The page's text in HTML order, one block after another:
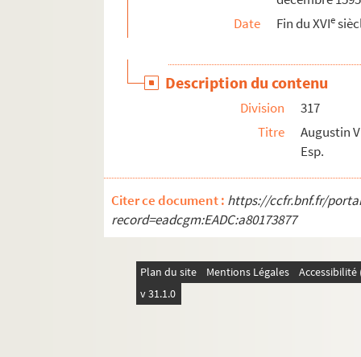
Date
Fin du XVIe
Description du contenu
Division
317
Titre
Augustin
Esp.
Citer ce document : https://ccfr.bnf.fr/
record=eadcgm:EADC:a80173877
Plan du site Mentions Légales
v 31.1.0